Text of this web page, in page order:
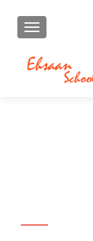
تعویض